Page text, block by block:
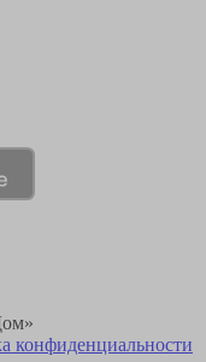
конфиденциальности